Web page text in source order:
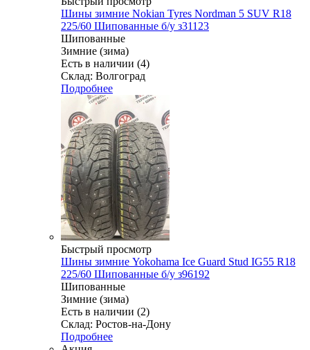
Шины зимние Nokian Tyres Nordman 5 SUV R18
225/60 Шипованные б/у з31123
Шипованные
Зимние (зима)
Есть в наличии (4)
Склад: Волгоград
Подробнее
Быстрый просмотр
Шины зимние Yokohama Ice Guard Stud IG55 R18
225/60 Шипованные б/у з96192
Шипованные
Зимние (зима)
Есть в наличии (2)
Склад: Ростов-на-Дону
Подробнее